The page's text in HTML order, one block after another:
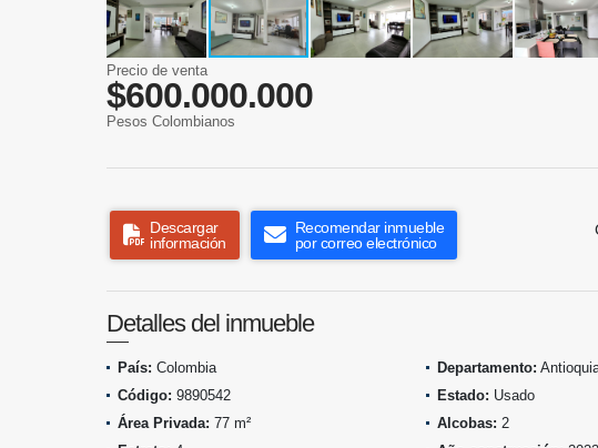
Precio de venta
$600.000.000
Pesos Colombianos
Descargar
información
Recomendar inmueble
por correo electrónico
Detalles del inmueble
País: Colombia Departamento:
Código: 9890542 Estado: Usado
Área Privada: 77 m² Alcobas: 2